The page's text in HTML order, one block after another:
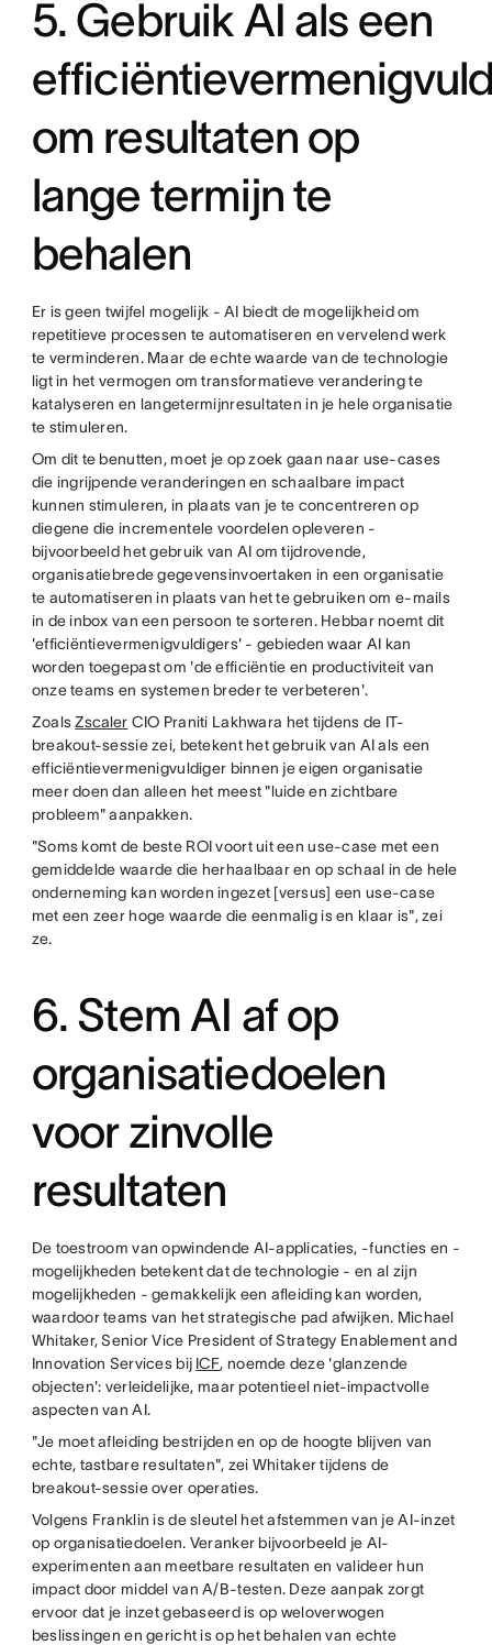
5. Gebruik AI als een
om resultaten op
lange termijn te
behalen
Er is geen twijfel mogelijk - AI biedt de mogelijkheid om
repetitieve processen te automatiseren en vervelend werk
te verminderen. Maar de echte waarde van de technologie
ligt in het vermogen om transformatieve verandering te
katalyseren en langetermijnresultaten in je hele organisatie
te stimuleren.
Om dit te benutten, moet je op zoek gaan naar use-cases
die ingrijpende veranderingen en schaalbare impact
kunnen stimuleren, in plaats van je te concentreren op
diegene die incrementele voordelen opleveren -
bijvoorbeeld het gebruik van AI om tijdrovende,
organisatiebrede gegevensinvoertaken in een organisatie
te automatiseren in plaats van het te gebruiken om e-mails
in de inbox van een persoon te sorteren. Hebbar noemt dit
'efficiëntievermenigvuldigers' - gebieden waar AI kan
worden toegepast om 'de efficiëntie en productiviteit van
onze teams en systemen breder te verbeteren'.
ZoalsZscaler CIO Praniti Lakhwara het tijdens de IT-
breakout-sessie zei, betekent het gebruik van AI als een
efficiëntievermenigvuldiger binnen je eigen organisatie
meer doen dan alleen het meest "luide en zichtbare
probleem" aanpakken.
"Soms komt de beste ROI voort uit een use-case met een
gemiddelde waarde die herhaalbaar en op schaal in de hele
onderneming kan worden ingezet [versus] een use-case
met een zeer hoge waarde die eenmalig is en klaar is", zei
ze.
6. Stem AI af op
organisatiedoelen
voor zinvolle
resultaten
De toestroom van opwindende AI-applicaties, -functies en -
mogelijkheden betekent dat de technologie - en al zijn
mogelijkheden - gemakkelijk een afleiding kan worden,
waardoor teams van het strategische pad afwijken. Michael
Whitaker, Senior Vice President of Strategy Enablement and
Innovation Services bij ICF, noemde deze 'glanzende
objecten': verleidelijke, maar potentieel niet-impactvolle
aspecten van AI.
"Je moet afleiding bestrijden en op de hoogte blijven van
echte, tastbare resultaten", zei Whitaker tijdens de
breakout-sessie over operaties.
Volgens Franklin is de sleutel het afstemmen van je AI-inzet
op organisatiedoelen. Veranker bijvoorbeeld je AI-
experimenten aan meetbare resultaten en valideer hun
impact door middel van A/B-testen. Deze aanpak zorgt
ervoor dat je inzet gebaseerd is op weloverwogen
beslissingen en gericht is op het behalen van echte